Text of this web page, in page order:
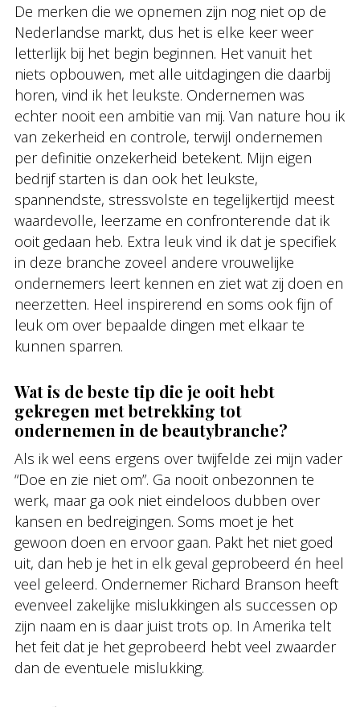
De merken die we opnemen zijn nog niet op de
Nederlandse markt, dus het is elke keer weer
letterlijk bij het begin beginnen. Het vanuit het
niets opbouwen, met alle uitdagingen die daarbij
horen, vind ik het leukste. Ondernemen was
echter nooit een ambitie van mij. Van nature hou ik
van zekerheid en controle, terwijl ondernemen
per definitie onzekerheid betekent. Mijn eigen
bedrijf starten is dan ook het leukste,
spannendste, stressvolste en tegelijkertijd meest
waardevolle, leerzame en confronterende dat ik
ooit gedaan heb. Extra leuk vind ik dat je specifiek
in deze branche zoveel andere vrouwelijke
ondernemers leert kennen en ziet wat zij doen en
neerzetten. Heel inspirerend en soms ook fijn of
leuk om over bepaalde dingen met elkaar te
kunnen sparren.
Wat is de beste tip die je ooit hebt
gekregen met betrekking tot
ondernemen in de beautybranche?
Als ik wel eens ergens over twijfelde zei mijn vader
“Doe en zie niet om”. Ga nooit onbezonnen te
werk, maar ga ook niet eindeloos dubben over
kansen en bedreigingen. Soms moet je het
gewoon doen en ervoor gaan. Pakt het niet goed
uit, dan heb je het in elk geval geprobeerd én heel
veel geleerd. Ondernemer Richard Branson heeft
evenveel zakelijke mislukkingen als successen op
zijn naam en is daar juist trots op. In Amerika telt
het feit dat je het geprobeerd hebt veel zwaarder
dan de eventuele mislukking.